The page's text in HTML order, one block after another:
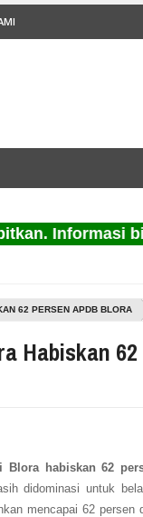
Informasi
62 PERSEN APDB BLORA
Habiskan 62
Blora habiskan 62
didominasi untuk
mencapai 62 persen